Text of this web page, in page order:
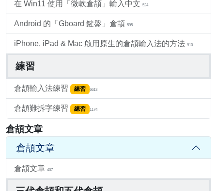
在 Win11 使用「微軟倉頡」輸入中文 524
Android 的「Gboard 鍵盤」倉頡 595
iPhone, iPad & Mac 啟用原生的倉頡輸入法的方法 910
練習
倉頡輸入法練習 練習 6613
倉頡難拆字練習 練習 1174
倉頡文章
倉頡文章
倉頡文章 407